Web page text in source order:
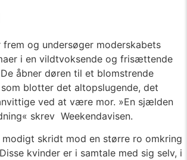
og undersøger moderskabets
i en vildtvoksende og frisættende
åbner døren til et blomstrende
blotter det altopslugende, det
ved at være mor. »En sjælden
skrev Weekendavisen.
skridt mod en større ro omkring
kvinder er i samtale med sig selv, i